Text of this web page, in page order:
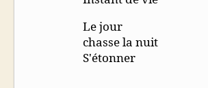
Le jour
chasse la nuit
S'étonner